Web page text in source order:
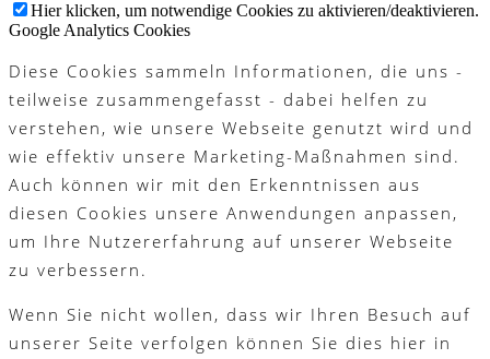
Hier klicken, um notwendige Cookies zu aktivieren/deaktivieren.
Google Analytics Cookies
Diese Cookies sammeln Informationen, die uns -
teilweise zusammengefasst - dabei helfen zu
verstehen, wie unsere Webseite genutzt wird und
wie effektiv unsere Marketing-Maßnahmen sind.
Auch können wir mit den Erkenntnissen aus
diesen Cookies unsere Anwendungen anpassen,
um Ihre Nutzererfahrung auf unserer Webseite
zu verbessern.
Wenn Sie nicht wollen, dass wir Ihren Besuch auf
unserer Seite verfolgen können Sie dies hier in